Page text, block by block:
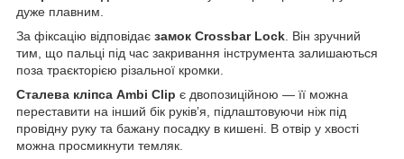
дуже плавним.
За фіксацію відповідає замок Crossbar Lock . Він зручний
тим, що пальці під час закривання інструмента залишаються
поза траєкторією різальної кромки.
Сталева кліпса Ambi Clip є двопозиційною — її можна
переставити на інший бік руківʼя, підлаштовуючи ніж під
провідну руку та бажану посадку в кишені. В отвір у хвості
можна просмикнути темляк.